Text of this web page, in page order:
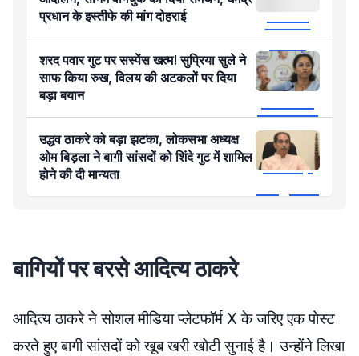
प्रधान के इस्तीफे की मांग दोहराई
शरद पवार गुट पर सस्पेंस खत्म! सुप्रिया सुले ने
साफ किया रुख, विलय की अटकलों पर दिया
बड़ा बयान
उद्धव ठाकरे को बड़ा झटका, लोकसभा अध्यक्ष
ओम बिड़ला ने बागी सांसदों को शिंदे गुट में शामिल
होने की दी मान्यता
बागियों पर बरसे आदित्य ठाकरे
आदित्य ठाकरे ने सोशल मीडिया प्लेटफॉर्म X के जरिए एक पोस्ट
करते हुए बागी सांसदों को खूब खरी खोटी सुनाई है। उन्होंने लिखा